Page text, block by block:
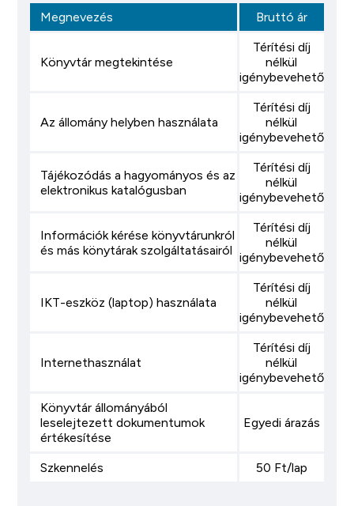
Megnevezés Bruttó ár
Könyvtár megtekintése
Térítési díj
nélkül
igénybevehető
Az állomány helyben használata
Térítési díj
nélkül
igénybevehető
Tájékozódás a hagyományos és az
elektronikus katalógusban
Térítési díj
nélkül
igénybevehető
Információk kérése könyvtárunkról
és más könytárak szolgáltatásairól
Térítési díj
nélkül
igénybevehető
IKT-eszköz (laptop) használata
Térítési díj
nélkül
igénybevehető
Internethasználat
Térítési díj
nélkül
igénybevehető
Könyvtár állományából
leselejtezett dokumentumok
értékesítése
Egyedi árazás
Szkennelés 50 Ft/lap